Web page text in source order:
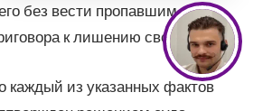
без вести пропавшим.
к лишению свободы.
каждый из указанных фактов